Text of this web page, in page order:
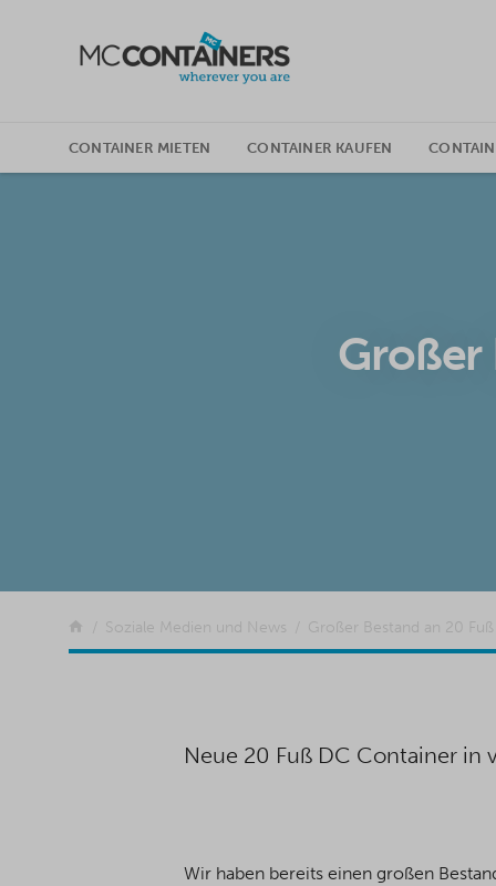
CONTAINER MIETEN CONTAINER KAUFEN
Großer
Zurück
Soziale Medien und News Großer Bestand an 20
Neue 20 Fuß DC Container in
Wir haben bereits einen großen